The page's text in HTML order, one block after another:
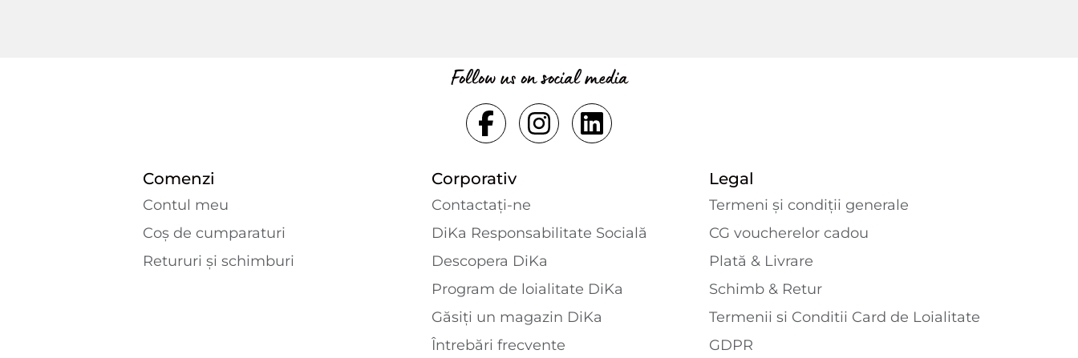
Follow us on social media
Comenzi
Contul meu
Coș de cumparaturi
Retururi și schimburi
Corporativ
Contactaţi-ne
DiKa Responsabilitate Socială
Descopera DiKa
Program de loialitate DiKa
Găsiți un magazin DiKa
Întrebări frecvente
Legal
Termeni și condiții generale
CG voucherelor cadou
Plată & Livrare
Schimb & Retur
Termenii si Conditii Card de Loialitate
GDPR